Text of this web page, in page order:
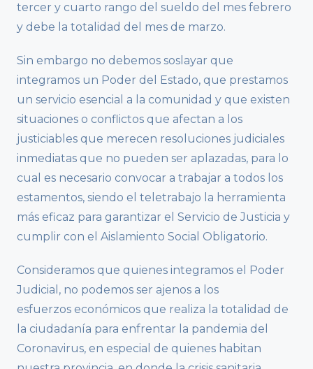
tercer y cuarto rango del sueldo del mes febrero
y debe la totalidad del mes de marzo.
Sin embargo no debemos soslayar que
integramos un Poder del Estado, que prestamos
un servicio esencial a la comunidad y que existen
situaciones o conflictos que afectan a los
justiciables que merecen resoluciones judiciales
inmediatas que no pueden ser aplazadas, para lo
cual es necesario convocar a trabajar a todos los
estamentos, siendo el teletrabajo la herramienta
más eficaz para garantizar el Servicio de Justicia y
cumplir con el Aislamiento Social Obligatorio.
Consideramos que quienes integramos el Poder
Judicial, no podemos ser ajenos a los
esfuerzos económicos que realiza la totalidad de
la ciudadanía para enfrentar la pandemia del
Coronavirus, en especial de quienes habitan